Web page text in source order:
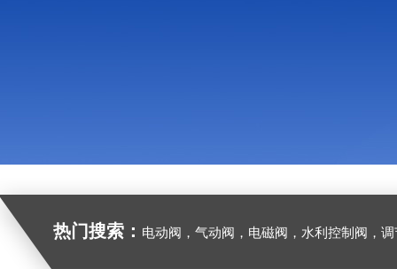
热门搜索： 电动阀，气动阀，电磁阀，水利控制阀，调节